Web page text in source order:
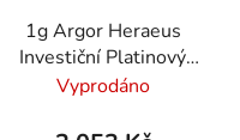
1g Argor Heraeus
Investiční Platinový
slitek
Vyprodáno